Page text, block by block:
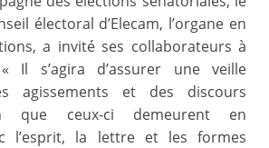
électoral d’Elecam, l’organe en
a invité ses collaborateurs à
Il s’agira d’assurer une veille
agissements et des discours
que ceux-ci demeurent en
l’esprit, la lettre et les formes